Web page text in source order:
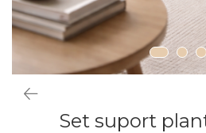
Set suport